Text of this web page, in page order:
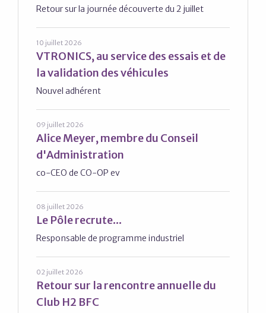
Retour sur la journée découverte du 2 juillet
10 juillet 2026
VTRONICS, au service des essais et de
la validation des véhicules
Nouvel adhérent
09 juillet 2026
Alice Meyer, membre du Conseil
d'Administration
co-CEO de CO-OP ev
08 juillet 2026
Le Pôle recrute...
Responsable de programme industriel
02 juillet 2026
Retour sur la rencontre annuelle du
Club H2 BFC